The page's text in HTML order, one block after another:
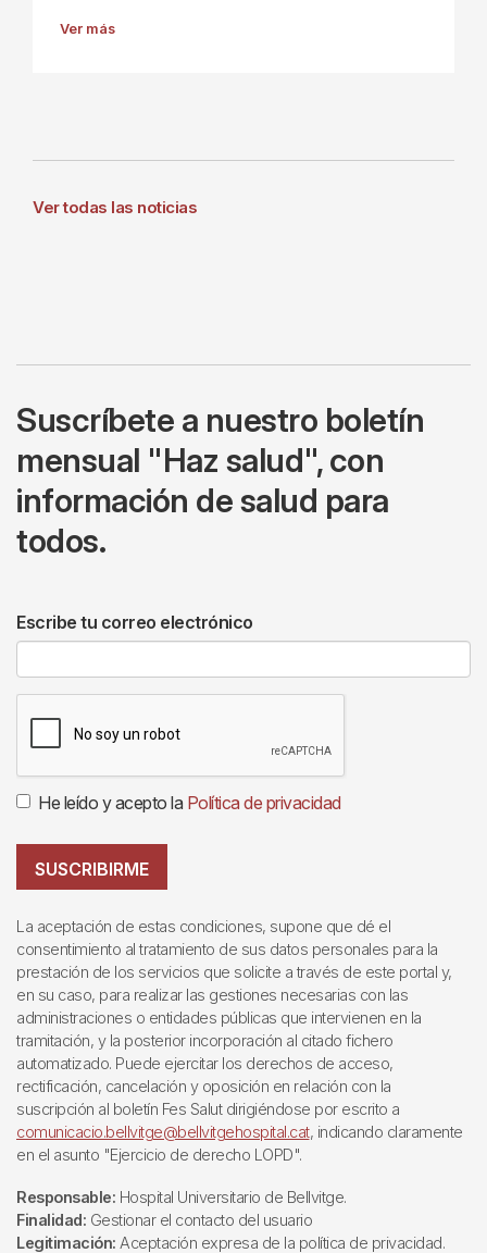
Ver más
Ver todas las noticias
Suscríbete a nuestro boletín
mensual "Haz salud", con
información de salud para
todos.
Escribe tu correo electrónico
He leído y acepto la Política de privacidad
SUSCRIBIRME
La aceptación de estas condiciones, supone que dé el
consentimiento al tratamiento de sus datos personales para la
prestación de los servicios que solicite a través de este portal y,
en su caso, para realizar las gestiones necesarias con las
administraciones o entidades públicas que intervienen en la
tramitación, y la posterior incorporación al citado fichero
automatizado. Puede ejercitar los derechos de acceso,
rectificación, cancelación y oposición en relación con la
suscripción al boletín Fes Salut dirigiéndose por escrito a
comunicacio.bellvitge@bellvitgehospital.cat, indicando claramente
en el asunto "Ejercicio de derecho LOPD".
Responsable: Hospital Universitario de Bellvitge.
Finalidad: Gestionar el contacto del usuario
Legitimación: Aceptación expresa de la política de privacidad.